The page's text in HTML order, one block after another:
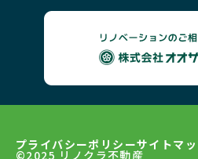
プライバシーポリシーサイトマ
©2025 リノクラ不動産